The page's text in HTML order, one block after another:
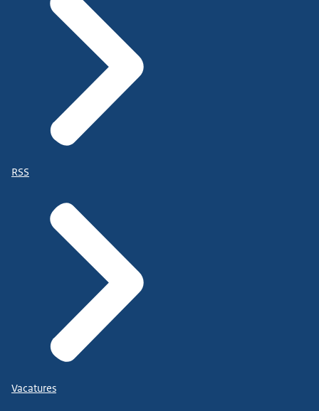
RSS
Vacatures